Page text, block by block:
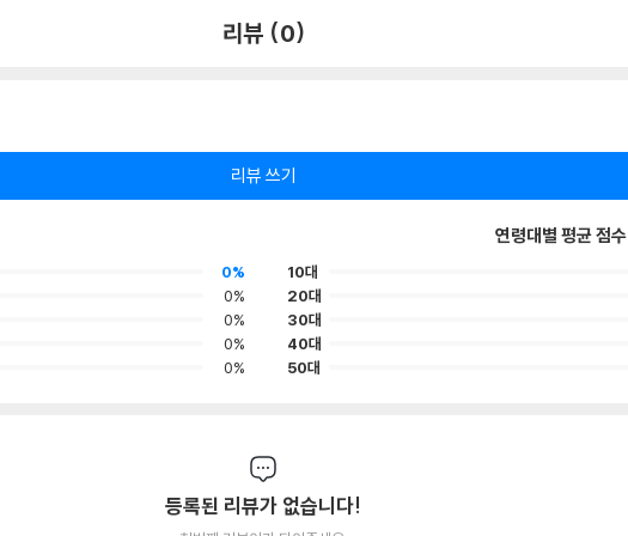
리뷰 (0)
리뷰 쓰기
0%
0%
0%
0%
0%
연령대별 평균 점수
10대
20대
30대
40대
50대
등록된 리뷰가 없습니다!